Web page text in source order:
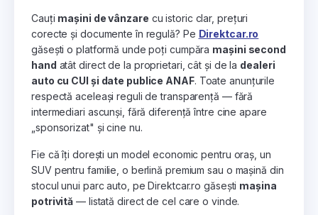
Cauți mașini de vânzare cu istoric clar, prețuri
corecte și documente în regulă? Pe Direktcar.ro
găsești o platformă unde poți cumpăra mașini second
hand atât direct de la proprietari, cât și de la dealeri
auto cu CUI și date publice ANAF. Toate anunțurile
respectă aceleași reguli de transparență — fără
intermediari ascunși, fără diferență între cine apare
„sponsorizat" și cine nu.
Fie că îți dorești un model economic pentru oraș, un
SUV pentru familie, o berlină premium sau o mașină din
stocul unui parc auto, pe Direktcar.ro găsești mașina
potrivită — listată direct de cel care o vinde.